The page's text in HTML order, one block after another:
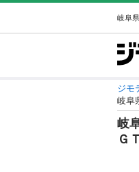
ジモ
岐阜
岐
Ｇ